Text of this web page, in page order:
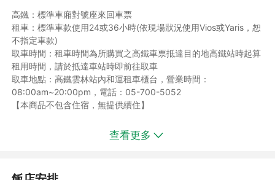
高鐵：標準車廂對號座來回車票
租車：標準車款使用24或36小時(依現場狀況使用Vios或Yaris，恕
不指定車款)
取車時間：租車時間為所購買之高鐵車票抵達目的地高鐵站時起算
租用時間，請於抵達車站時即前往取車
取車地點：高鐵雲林站內和運租車櫃台，營業時間：
08:00am~20:00pm，電話：05-700-5052
【本商品不包含住宿，無提供續住】
★請優先選定高鐵班次，避免影響您車票的使用權益★
查看更多